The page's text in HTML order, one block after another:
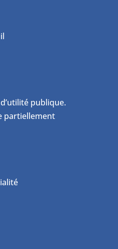
publique.
partiellement